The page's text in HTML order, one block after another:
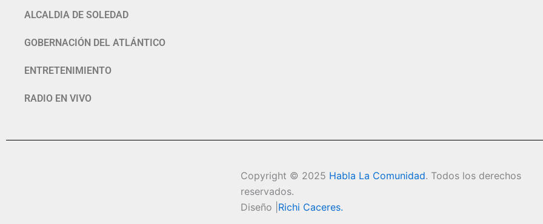
ALCALDIA DE SOLEDAD
GOBERNACIÓN DEL ATLÁNTICO
ENTRETENIMIENTO
RADIO EN VIVO
Copyright © 2025 Habla La Comunidad. Todos los derechos
reservados.
Diseño | Richi Caceres.